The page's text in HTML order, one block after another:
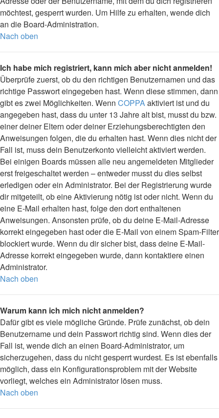
möchtest, gesperrt wurden. Um Hilfe zu erhalten, wende dich
an die Board-Administration.
Nach oben
Ich habe mich registriert, kann mich aber nicht anmelden!
Überprüfe zuerst, ob du den richtigen Benutzernamen und das
richtige Passwort eingegeben hast. Wenn diese stimmen, dann
gibt es zwei Möglichkeiten. Wenn COPPAaktiviert ist und du
angegeben hast, dass du unter 13 Jahre alt bist, musst du bzw.
einer deiner Eltern oder deiner Erziehungsberechtigten den
Anweisungen folgen, die du erhalten hast. Wenn dies nicht der
Fall ist, muss dein Benutzerkonto vielleicht aktiviert werden.
Bei einigen Boards müssen alle neu angemeldeten Mitglieder
erst freigeschaltet werden – entweder musst du dies selbst
erledigen oder ein Administrator. Bei der Registrierung wurde
dir mitgeteilt, ob eine Aktivierung nötig ist oder nicht. Wenn du
eine E-Mail erhalten hast, folge den dort enthaltenen
Anweisungen. Ansonsten prüfe, ob du deine E-Mail-Adresse
korrekt eingegeben hast oder die E-Mail von einem Spam-Filter
blockiert wurde. Wenn du dir sicher bist, dass deine E-Mail-
Adresse korrekt eingegeben wurde, dann kontaktiere einen
Administrator.
Nach oben
Warum kann ich mich nicht anmelden?
Dafür gibt es viele mögliche Gründe. Prüfe zunächst, ob dein
Benutzername und dein Passwort richtig sind. Wenn dies der
Fall ist, wende dich an einen Board-Administrator, um
sicherzugehen, dass du nicht gesperrt wurdest. Es ist ebenfalls
möglich, dass ein Konfigurationsproblem mit der Website
vorliegt, welches ein Administrator lösen muss.
Nach oben